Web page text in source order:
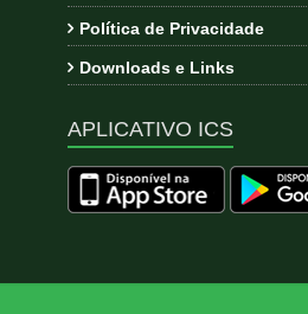
Política de Privacidade
Downloads e Links
APLICATIVO ICS